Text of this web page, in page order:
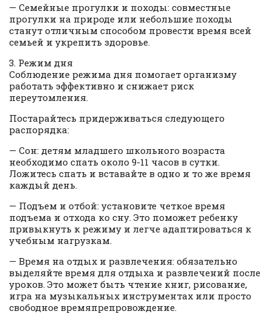
— Семейные прогулки и походы: совместные
прогулки на природе или небольшие походы
станут отличным способом провести время всей
семьей и укрепить здоровье.
3. Режим дня
Соблюдение режима дня помогает организму
работать эффективно и снижает риск
переутомления.
Постарайтесь придерживаться следующего
распорядка:
— Сон: детям младшего школьного возраста
необходимо спать около 9-11 часов в сутки.
Ложитесь спать и вставайте в одно и то же время
каждый день.
— Подъем и отбой: установите четкое время
подъема и отхода ко сну. Это поможет ребенку
привыкнуть к режиму и легче адаптироваться к
учебным нагрузкам.
— Время на отдых и развлечения: обязательно
выделяйте время для отдыха и развлечений после
уроков. Это может быть чтение книг, рисование,
игра на музыкальных инструментах или просто
свободное времяпрепровождение.